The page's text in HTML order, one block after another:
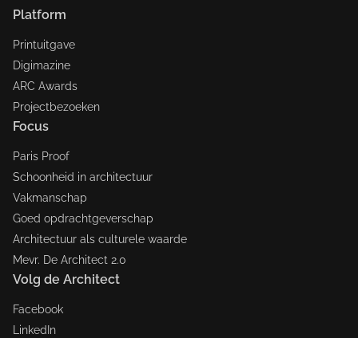
Platform
Printuitgave
Digimazine
ARC Awards
Projectbezoeken
Focus
Paris Proof
Schoonheid in architectuur
Vakmanschap
Goed opdrachtgeverschap
Architectuur als culturele waarde
Mevr. De Architect 2.0
Volg de Architect
Facebook
LinkedIn